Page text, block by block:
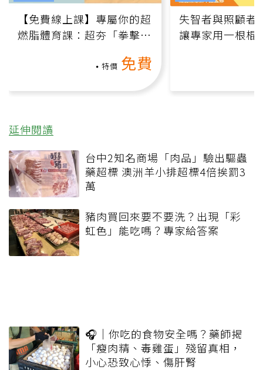
【免費線上課】專屬你的超
燃脂體育課：超夯「拳擊有
特價 免費
失智者與照顧者
讓專家用一根棍
延伸閱讀
台中2知名商場「肉品」驗出驅蟲
藥超標 澳洲羊小排超標4倍挨罰3
萬
豬肉買回來要不要洗？出現「彩
虹色」能吃嗎？專家給答案
🎧｜你吃的食物安全嗎？藥師揭
「瘦肉精、毒雞蛋」殘留真相，
小心恐致心悸、傷肝腎